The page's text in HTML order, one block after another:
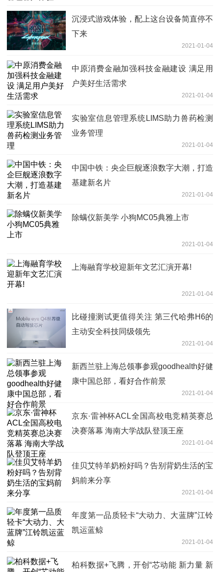
沉浸式游戏体验，配上这台设备简直停不
下来
2021-01-04
中原消费金融加强科技金融建设 满足用
户美好生活需求
2021-01-04
实验室信息管理系统LIMS助力兽药检测
业务管理
2021-01-04
中国中铁：央企巨舰逐浪数字大潮，打造
基建新名片
2021-01-04
除螨仪新美学 小狗MC05典雅上市
2021-01-04
上海融育学校迎新年文艺汇演开幕!
2021-01-04
比碰撞测试更值得关注 第三代哈弗H6的
主动安全科技同级领先
2021-01-04
新西兰驻上海总领事参观goodhealth好健
康中国总部，看好合作前景
2021-01-04
京东·雷神杯ACL全国高校电竞精英赛总
决赛落幕 海南大学战队登顶王座
2021-01-04
佳贝艾特羊奶粉好吗？告别背奶生活的宝
妈前来分享
2021-01-04
年度第一品质轻卡“大动力、大蓝牌”江铃
凯运蓝鲸
2021-01-04
柏科数据+飞腾，开创“芯动能 新力量 新